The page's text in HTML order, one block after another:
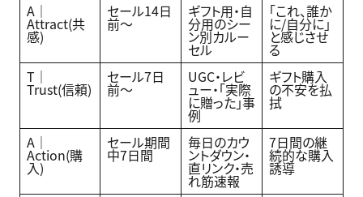
A｜
Attract(共
感)
セール14日
前〜
ギフト用・自
分用のシー
ン別カルー
セル
「これ、誰か
に/自分に」
と感じさせ
る
T｜
Trust(信頼)
セール7日
前〜
UGC・レビ
ュー・「実際
に贈った」事
例
ギフト購入
の不安を払
拭
A｜
Action(購
入)
セール期間
中7日間
毎日のカウ
ントダウン・
直リンク・売
れ筋速報
7日間の継
続的な購入
誘導